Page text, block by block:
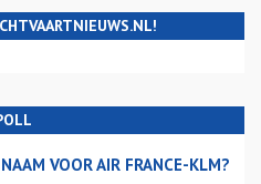
VOOR AIR FRANCE-KLM?